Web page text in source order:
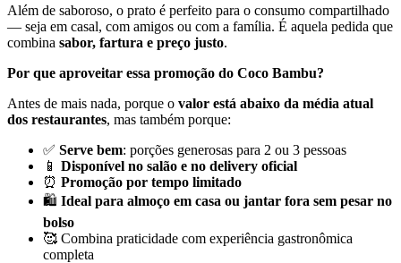
Além de saboroso, o prato é perfeito para o consumo compartilhado
— seja em casal, com amigos ou com a família. É aquela pedida que
combina sabor, fartura e preço justo.
Por que aproveitar essa promoção do Coco Bambu?
Antes de mais nada, porque o valor está abaixo da média atual
dos restaurantes, mas também porque:
✅ Serve bem: porções generosas para 2 ou 3 pessoas
📱 Disponível no salão e no delivery oficial
⏰ Promoção por tempo limitado
🛍 Ideal para almoço em casa ou jantar fora sem pesar no
bolso
🥰 Combina praticidade com experiência gastronômica
completa